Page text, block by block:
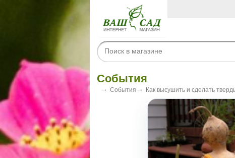
События
События Как высушить и сделать